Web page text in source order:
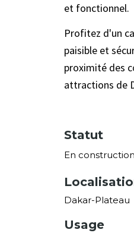
et fonctionnel.
Profitez d'un
paisible et
proximité des
attractions de
Statut
En construction
Dakar-Plateau
Usage